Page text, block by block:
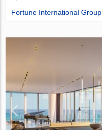
Fortune International Group